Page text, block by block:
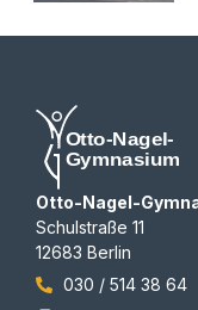
Otto-Nagel-
Schulstraße 11
12683 Berlin
030 / 514 38 64